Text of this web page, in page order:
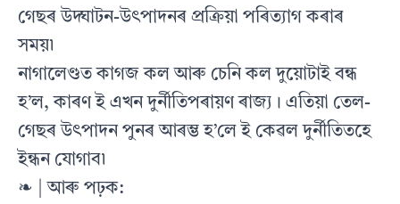
গেছৰ উদ্ঘাটন-উৎপাদনৰ প্ৰক্ৰিয়া পৰিত্যাগ কৰাৰ
সময়৷
নাগালেণ্ডত কাগজ কল আৰু চেনি কল দুয়োটাই বন্ধ
হ’ল, কাৰণ ই এখন দুর্নীতিপৰায়ণ ৰাজ্য। এতিয়া তেল-
গেছৰ উৎপাদন পুনৰ আৰম্ভ হ’লে ই কেৱল দুর্নীতিতহে
ইন্ধন যোগাব৷
❧ | আৰু পঢ়ক: